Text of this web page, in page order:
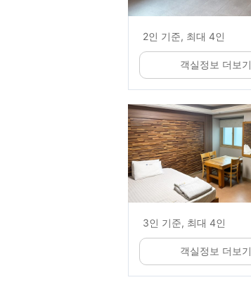
2인 기준, 최대 4인
객실정보 더보기
3인 기준, 최대 4인
객실정보 더보기